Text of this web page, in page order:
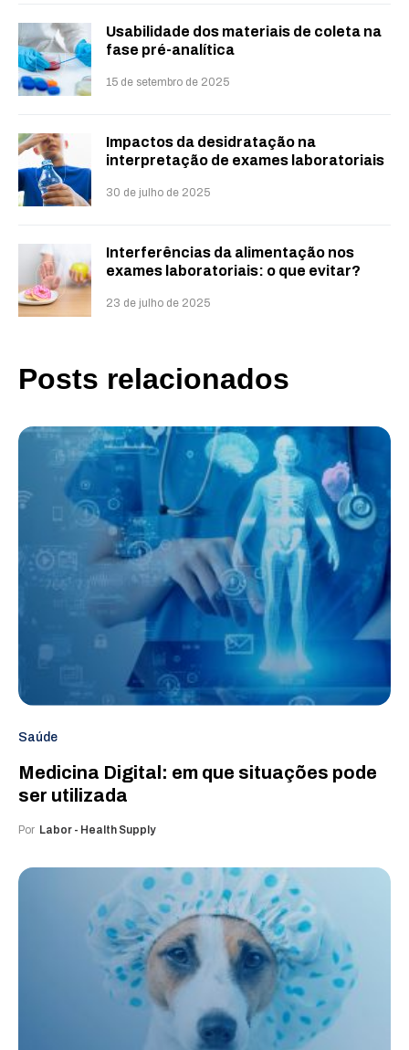
Usabilidade dos materiais de coleta na
fase pré-analítica
15 de setembro de 2025
Impactos da desidratação na
interpretação de exames laboratoriais
30 de julho de 2025
Interferências da alimentação nos
exames laboratoriais: o que evitar?
23 de julho de 2025
Posts relacionados
Saúde
Medicina Digital: em que situações pode
ser utilizada
Por Labor - Health Supply